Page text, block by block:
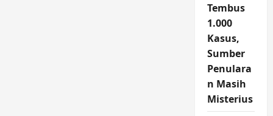
Tembus
1.000
Kasus,
Sumber
Penulara
n Masih
Misterius